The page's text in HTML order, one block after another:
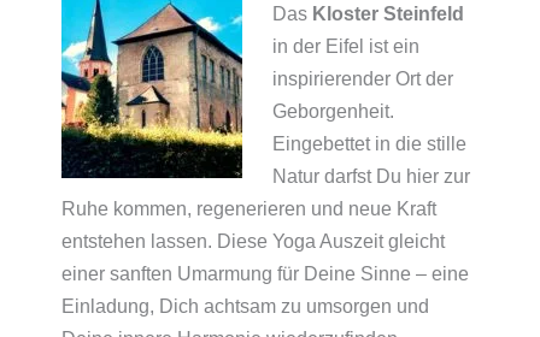
Das Kloster Steinfeld
in der Eifel ist ein
inspirierender Ort der
Geborgenheit.
Eingebettet in die stille
Natur darfst Du hier zur
Ruhe kommen, regenerieren und neue Kraft
entstehen lassen. Diese Yoga Auszeit gleicht
einer sanften Umarmung für Deine Sinne – eine
Einladung, Dich achtsam zu umsorgen und